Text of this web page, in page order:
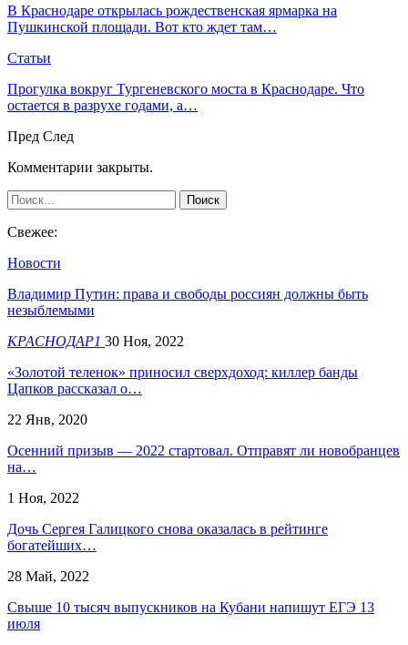
В Краснодаре открылась рождественская ярмарка на
Пушкинской площади. Вот кто ждет там…
Статьи
Прогулка вокруг Тургеневского моста в Краснодаре. Что
остается в разрухе годами, а…
Пред След
Комментарии закрыты.
Свежее:
Новости
Владимир Путин: права и свободы россиян должны быть
незыблемыми
КРАСНОДАР1 30 Ноя, 2022
«Золотой теленок» приносил сверхдоход: киллер банды
Цапков рассказал о…
22 Янв, 2020
Осенний призыв — 2022 стартовал. Отправят ли новобранцев
на…
1 Ноя, 2022
Дочь Сергея Галицкого снова оказалась в рейтинге
богатейших…
28 Май, 2022
Свыше 10 тысяч выпускников на Кубани напишут ЕГЭ 13
июля